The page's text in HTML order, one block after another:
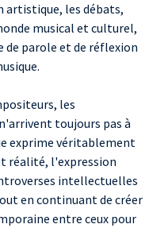
artistique, les débats,
musical et culturel,
de parole et de réflexion
les
toujours pas à
exprime véritablement
réalité, l'expression
intellectuelles
en continuant de créer
entre ceux pour